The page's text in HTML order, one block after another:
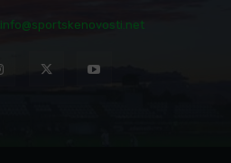
info@sportskenovosti.net